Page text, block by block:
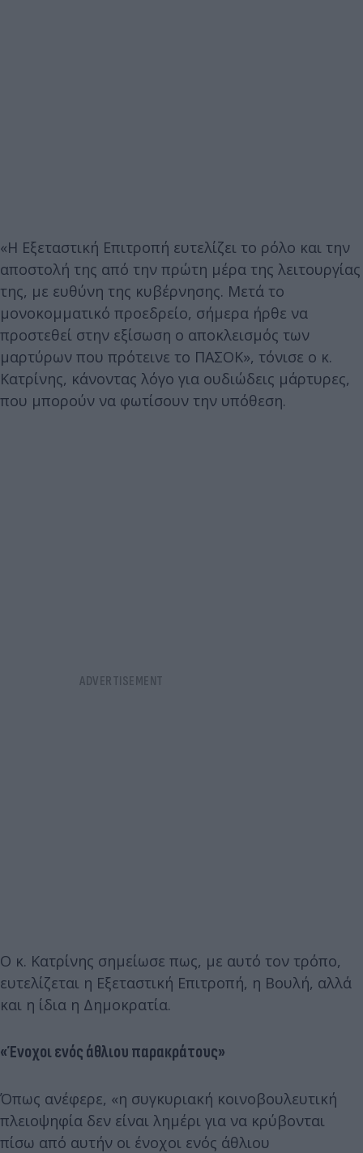
«Η Εξεταστική Επιτροπή ευτελίζει το ρόλο και την
αποστολή της από την πρώτη μέρα της λειτουργίας
της, με ευθύνη της κυβέρνησης. Μετά το
μονοκομματικό προεδρείο, σήμερα ήρθε να
προστεθεί στην εξίσωση ο αποκλεισμός των
μαρτύρων που πρότεινε το ΠΑΣΟΚ», τόνισε ο κ.
Κατρίνης, κάνοντας λόγο για ουδιώδεις μάρτυρες,
που μπορούν να φωτίσουν την υπόθεση.
Ο κ. Κατρίνης σημείωσε πως, με αυτό τον τρόπο,
ευτελίζεται η Εξεταστική Επιτροπή, η Βουλή, αλλά
και η ίδια η Δημοκρατία.
«Ένοχοι ενός άθλιου παρακράτους»
Όπως ανέφερε, «η συγκυριακή κοινοβουλευτική
πλειοψηφία δεν είναι λημέρι για να κρύβονται
πίσω από αυτήν οι ένοχοι ενός άθλιου